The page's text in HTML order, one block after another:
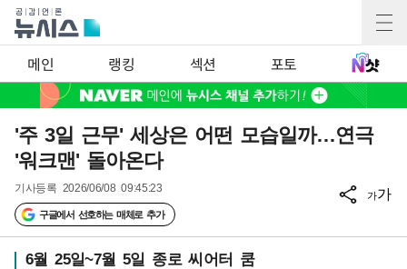
메인 랭킹 섹션 포토
'주 3일 근무' 세상은 어떤 모습일까…연극
'워크맨' 돌아온다
기사등록 2026/06/08 09:45:23
구글에서 선호하는 매체로 추가
가가
6월 25일~7월 5일 종로 씨어터 쿰